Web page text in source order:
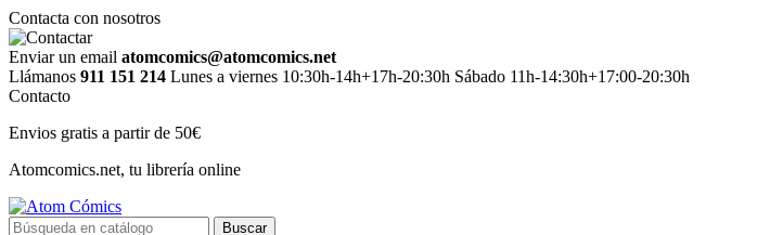
Contacta con nosotros
Enviar un email atomcomics@atomcomics.net
Llámanos 911 151 214 Lunes a viernes 10:30h-14h+17h-20:30h Sábado 11h-14:30h+17:00-20:30h
Contacto
Envios gratis a partir de 50€
Atomcomics.net, tu librería online
Buscar